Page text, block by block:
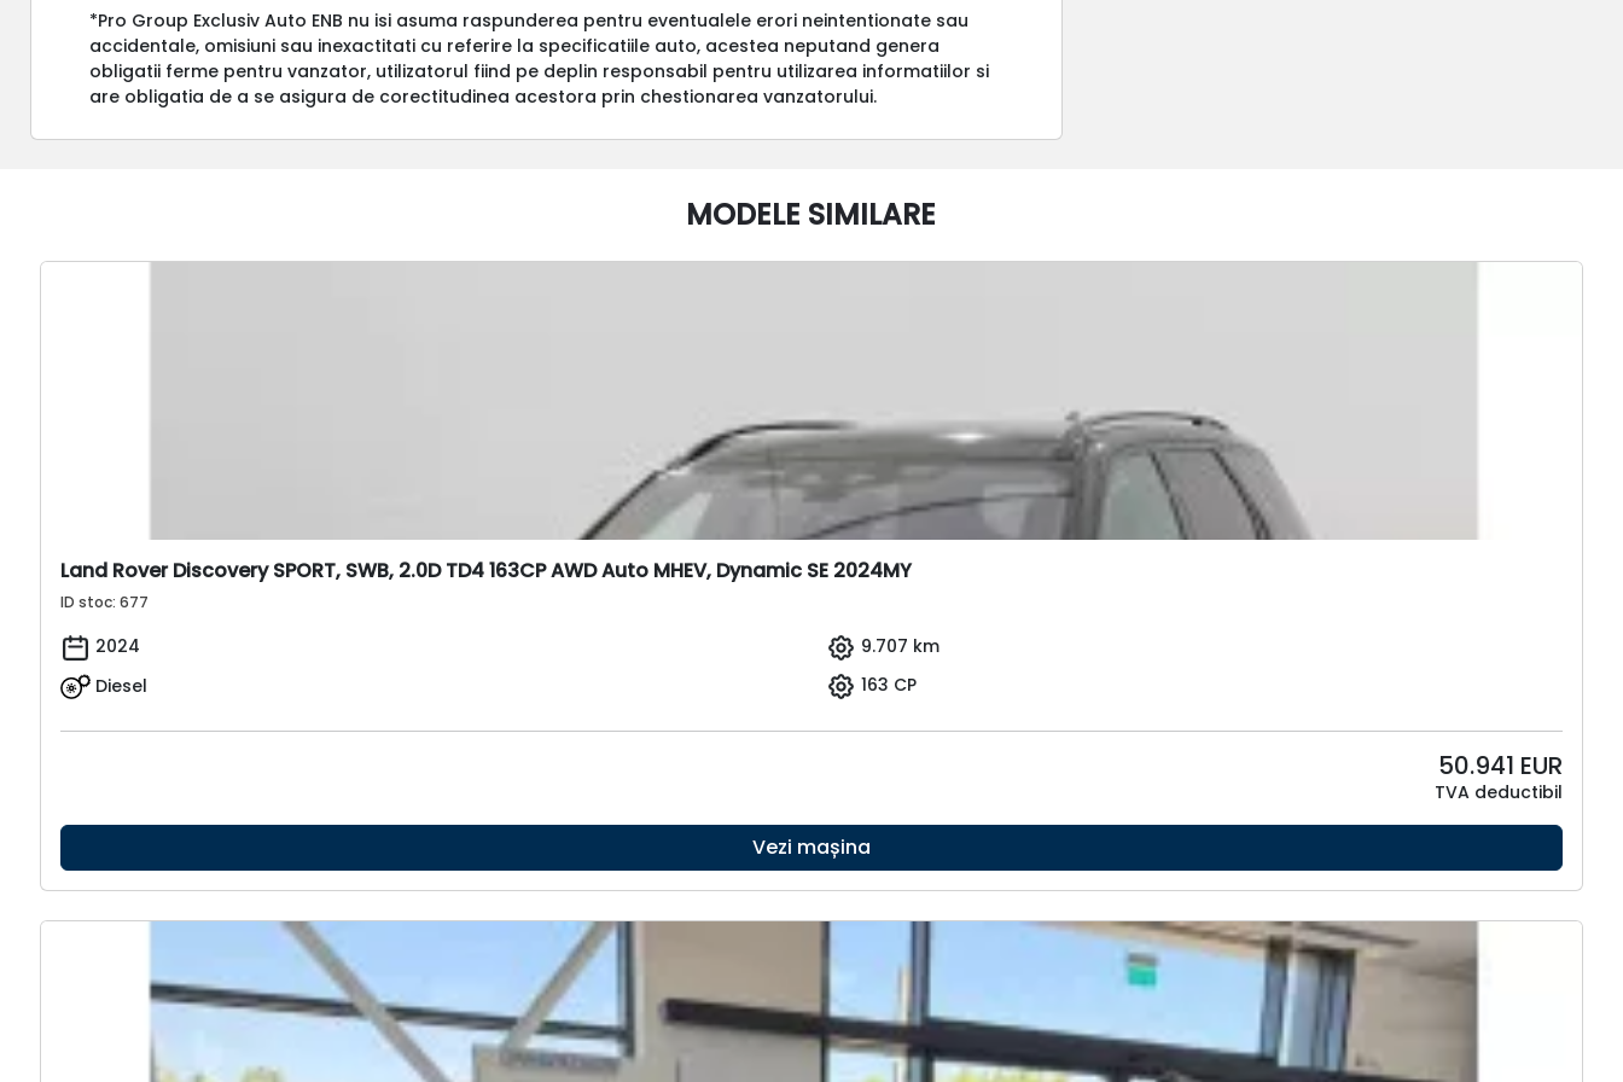
*Pro Group Exclusiv Auto ENB nu isi asuma raspunderea pentru eventualele erori neintentionate sau
accidentale, omisiuni sau inexactitati cu referire la specificatiile auto, acestea neputand genera
obligatii ferme pentru vanzator, utilizatorul fiind pe deplin responsabil pentru utilizarea informatiilor si
are obligatia de a se asigura de corectitudinea acestora prin chestionarea vanzatorului.
MODELE SIMILARE
Land Rover Discovery SPORT, SWB, 2.0D TD4 163CP AWD Auto MHEV, Dynamic SE 2024MY
ID stoc: 677
2024
9.707 km
Diesel
163 CP
50.941 EUR
TVA deductibil
Vezi mașina